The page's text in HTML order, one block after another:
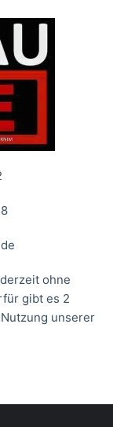
ohne
gibt es 2
unserer